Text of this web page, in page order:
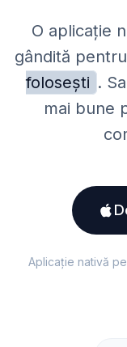
O aplicație
gândită pentru
folosești .
mai bune
Aplicație nativă